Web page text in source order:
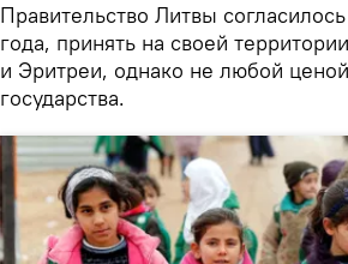
Правительство Литвы
года, принять на своей
и Эритреи, однако не любой
государства.